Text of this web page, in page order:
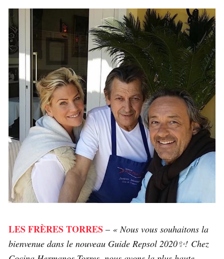
LES FRÈRES TORRES – « Nous vous souhaitons la
bienvenue dans le nouveau Guide Repsol 2020✨! Chez